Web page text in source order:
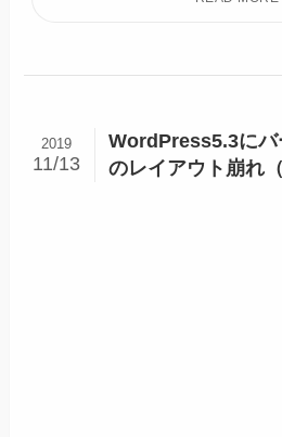
WordPress5.3にバ
のレイアウト崩れ
2019
11/13